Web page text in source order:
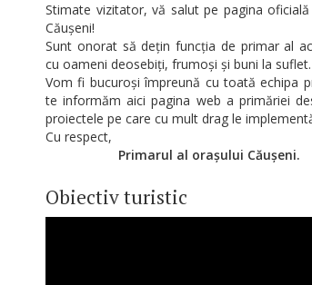
Stimate vizitator, vă salut pe pagina
Căușeni!
Sunt onorat să dețin funcția de primar al
cu oameni deosebiți, frumoși și buni la suflet.
Vom fi bucuroși împreună cu toată echipa
te informăm aici pagina web a primăriei
proiectele pe care cu mult drag le
Cu respect,
Primarul al orașului Căușeni.
Obiectiv turistic